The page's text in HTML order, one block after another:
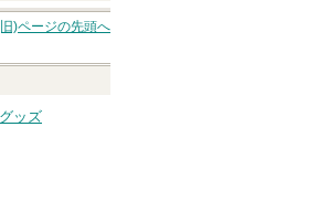
)ページの先頭へ
ッズ